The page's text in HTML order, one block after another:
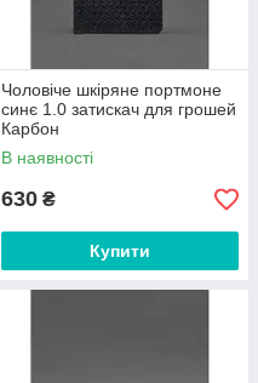
Чоловіче шкіряне портмоне
синє 1.0 затискач для грошей
Карбон
В наявності
630 ₴
Купити